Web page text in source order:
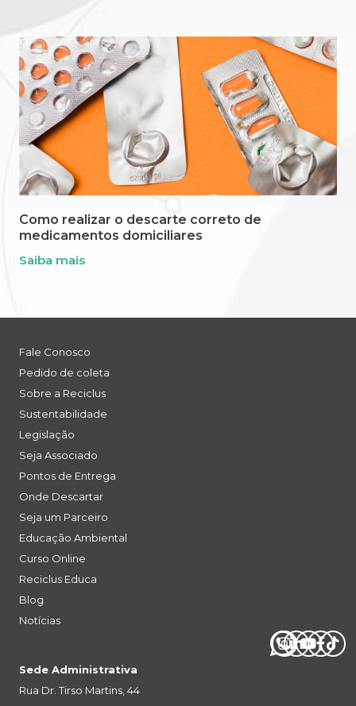
Como realizar o descarte correto de
medicamentos domiciliares
Saiba mais
Fale Conosco
Pedido de coleta
Sobre a Reciclus
Sustentabilidade
Legislação
Seja Associado
Pontos de Entrega
Onde Descartar
Seja um Parceiro
Educação Ambiental
Curso Online
Reciclus Educa
Blog
Notícias
Sede Administrativa
Rua Dr. Tirso Martins, 44